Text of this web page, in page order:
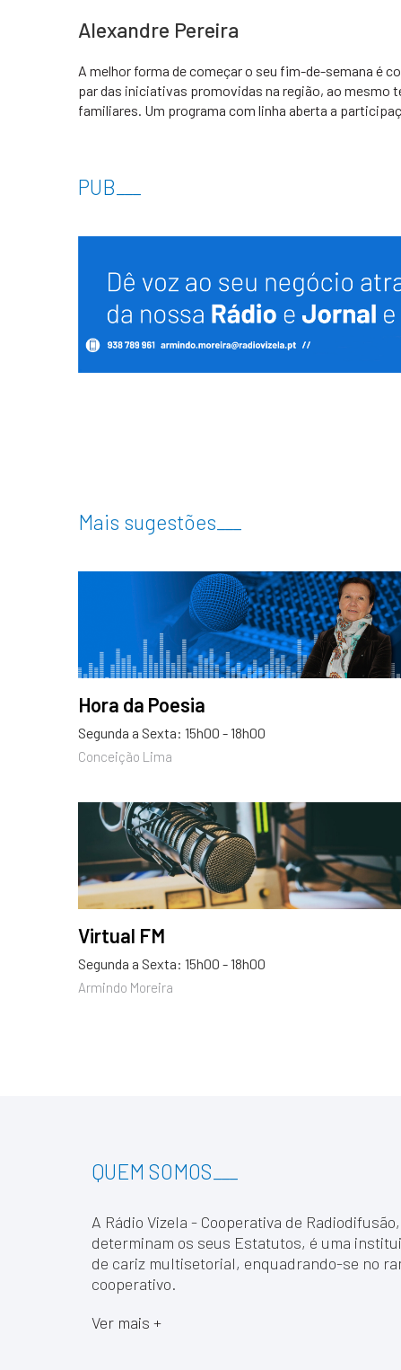
Alexandre Pereira
A melhor forma de começar o seu fim-de-semana é
par das iniciativas promovidas na região, ao mesmo
familiares. Um programa com linha aberta a
PUB
Mais sugestões
Hora da Poesia
Segunda a Sexta: 15h00 - 18h00
Conceição Lima
Virtual FM
Segunda a Sexta: 15h00 - 18h00
Armindo Moreira
QUEM SOMOS
A Rádio Vizela - Cooperativa de
determinam os seus Estatutos, é uma
de cariz multisetorial, enquadrando-se no
cooperativo.
Ver mais +